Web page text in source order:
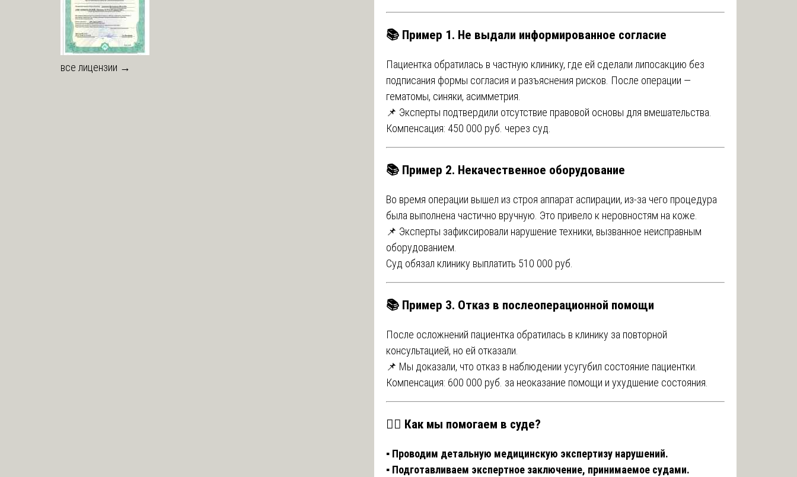
📚 Пример 1. Не выдали информированное согласие
Пациентка обратилась в частную клинику, где ей сделали липосакцию без
подписания формы согласия и разъяснения рисков. После операции —
гематомы, синяки, асимметрия.
📌 Эксперты подтвердили отсутствие правовой основы для вмешательства.
Компенсация: 450 000 руб. через суд.
📚 Пример 2. Некачественное оборудование
Во время операции вышел из строя аппарат аспирации, из-за чего процедура
была выполнена частично вручную. Это привело к неровностям на коже.
📌 Эксперты зафиксировали нарушение техники, вызванное неисправным
оборудованием.
Суд обязал клинику выплатить 510 000 руб.
📚 Пример 3. Отказ в послеоперационной помощи
После осложнений пациентка обратилась в клинику за повторной
консультацией, но ей отказали.
📌 Мы доказали, что отказ в наблюдении усугубил состояние пациентки.
Компенсация: 600 000 руб. за неоказание помощи и ухудшение состояния.
🧑‍⚕️ Как мы помогаем в суде?
▪️ Проводим детальную медицинскую экспертизу нарушений.
▪️ Подготавливаем экспертное заключение, принимаемое судами.
все лицензии →